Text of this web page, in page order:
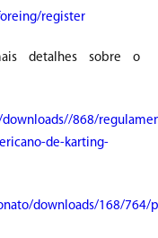
register
detalhes sobre o
868/
de-karting-
downloads/168/764/